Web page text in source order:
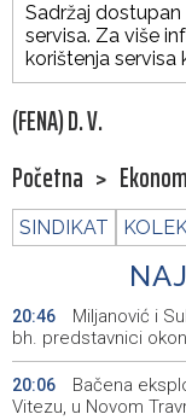
Sadržaj dostupan
servisa. Za više
korištenja servisa
(FENA) D. V.
Početna >
SINDIKAT
20:46
Miljanović i
bh. predstavnici
20:06
Bačena
Vitezu, u Novom